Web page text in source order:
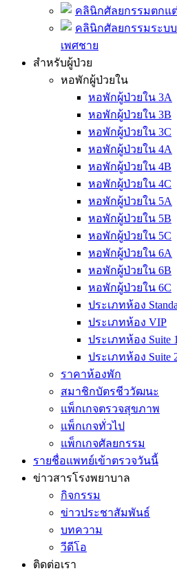
คลินิกศัลยกรรมตกแ
คลินิกศัลยกรรมระบ
เพศชาย
สำหรับผู้ป่วย
หอพักผู้ป่วยใน
หอพักผู้ป่วยใน 3A
หอพักผู้ป่วยใน 3B
หอพักผู้ป่วยใน 3C
หอพักผู้ป่วยใน 4A
หอพักผู้ป่วยใน 4B
หอพักผู้ป่วยใน 4C
หอพักผู้ป่วยใน 5A
หอพักผู้ป่วยใน 5B
หอพักผู้ป่วยใน 5C
หอพักผู้ป่วยใน 6A
หอพักผู้ป่วยใน 6B
หอพักผู้ป่วยใน 6C
ประเภทห้อง
ประเภทห้อง VIP
ประเภทห้อง Suite 1
ประเภทห้อง Suite
ราคาห้องพัก
สมาชิกบัตรชีววัฒนะ
แพ็กเกจตรวจสุขภาพ
แพ็กเกจทั่วไป
แพ็กเกจศัลยกรรม
รายชื่อแพทย์เข้าตรวจวันนี้
ข่าวสารโรงพยาบาล
กิจกรรม
ข่าวประชาสัมพันธ์
บทความ
วีดีโอ
ติดต่อเรา